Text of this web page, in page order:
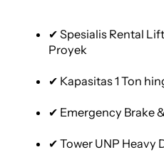
✔ Spesialis Rental
Proyek
✔ Kapasitas 1 Ton
✔ Emergency Brake
✔ Tower UNP Heavy